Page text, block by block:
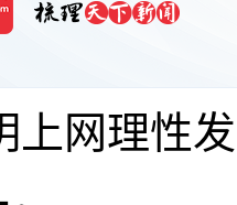
上网理性